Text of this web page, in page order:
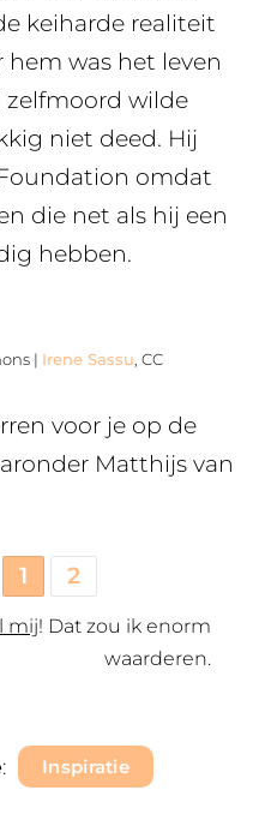
keiharde realiteit
was het leven
wilde
niet deed. Hij
omdat
die net als hij een
hebben.
| Irene Sassu , CC
voor je op de
Matthijs van
1 2
mij! Dat zou ik enorm
waarderen.
: Inspiratie